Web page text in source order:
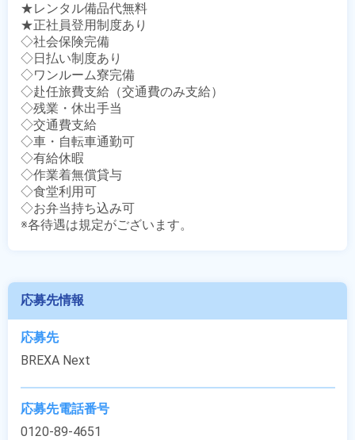
★レンタル備品代無料
★正社員登用制度あり
◇社会保険完備
◇日払い制度あり
◇ワンルーム寮完備
◇赴任旅費支給（交通費のみ支給）
◇残業・休出手当
◇交通費支給
◇車・自転車通勤可
◇有給休暇
◇作業着無償貸与
◇食堂利用可
◇お弁当持ち込み可
※各待遇は規定がございます。
応募先情報
応募先
BREXA Next
応募先電話番号
0120-89-4651